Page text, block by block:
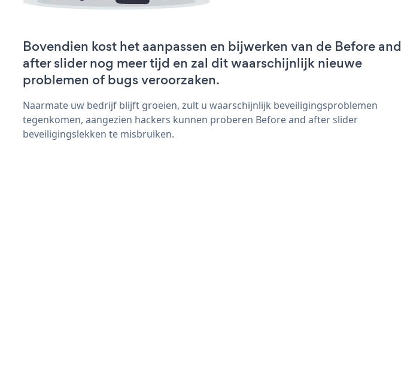
Bovendien kost het aanpassen en bijwerken van de Before and
after slider nog meer tijd en zal dit waarschijnlijk nieuwe
problemen of bugs veroorzaken.
Naarmate uw bedrijf blijft groeien, zult u waarschijnlijk beveiligingsproblemen
tegenkomen, aangezien hackers kunnen proberen Before and after slider
beveiligingslekken te misbruiken.